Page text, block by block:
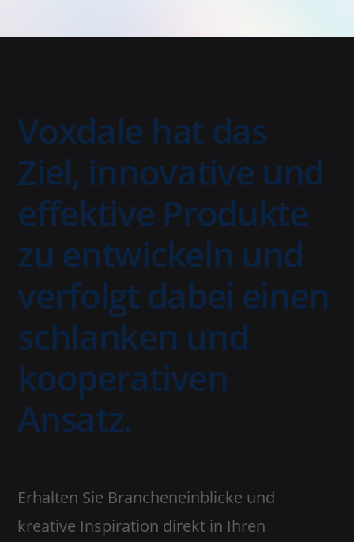
Voxdale hat das
Ziel, innovative und
effektive Produkte
zu entwickeln und
verfolgt dabei einen
schlanken und
kooperativen
Ansatz.
Erhalten Sie Brancheneinblicke und
kreative Inspiration direkt in Ihren